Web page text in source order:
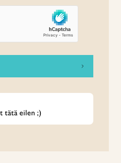
tätä eilen ;)